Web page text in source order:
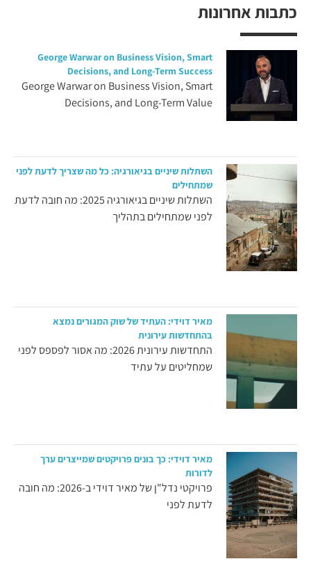
כתבות אחרונות
George Warwar on Business Vision, Smart
Decisions, and Long-Term Success
George Warwar on Business Vision, Smart
Decisions, and Long-Term Value
השתלות שיניים בגיאורגיה: כל מה שצריך לדעת לפני
שמתחילים
השתלות שיניים בגיאורגיה 2025: מה חובה לדעת
לפני שמתחילים בתהליך
מאיר דוידי: העתיד של שוק המגורים נמצא
בהתחדשות עירונית
התחדשות עירונית 2026: מה אסור לפספס לפני
שמחליטים על עתיד
מאיר דוידי: כך בונים פרויקטים שמייצרים ערך
לדורות
פרויקטי נדל"ן של מאיר דוידי ב-2026: מה חובה
לדעת לפני